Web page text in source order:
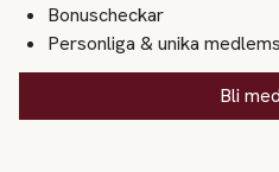
Bonuscheckar
Personliga & unika
Bli